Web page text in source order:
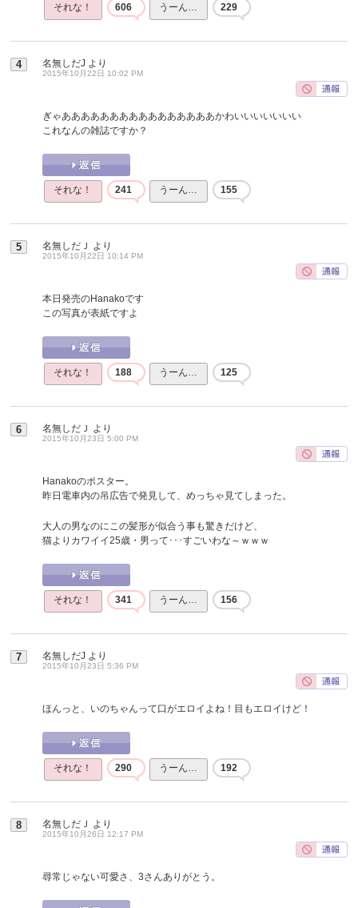
それな！ 606 うーん… 229
4 名無しだJ より
2015年10月22日 10:02 PM
ぎゃああああああああああああああああかわいいいいいいい
これなんの雑誌ですか？
それな！ 241 うーん… 155
5 名無しだＪ より
2015年10月22日 10:14 PM
本日発売のHanakoです
この写真が表紙ですよ
それな！ 188 うーん… 125
6 名無しだＪ より
2015年10月23日 5:00 PM
Hanakoのポスター。
昨日電車内の吊広告で発見して、めっちゃ見てしまった。
大人の男なのにこの髪形が似合う事も驚きだけど、
猫よりカワイイ25歳・男って･･･すごいわな～ｗｗｗ
それな！ 341 うーん… 156
7 名無しだJ より
2015年10月23日 5:36 PM
ほんっと、いのちゃんって口がエロイよね！目もエロイけど！
それな！ 290 うーん… 192
8 名無しだＪ より
2015年10月26日 12:17 PM
尋常じゃない可愛さ、3さんありがとう。